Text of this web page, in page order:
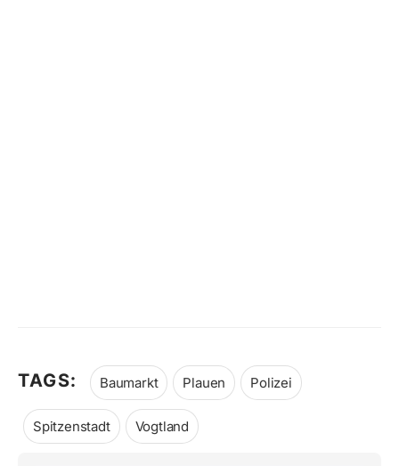
TAGS: Baumarkt Plauen Polizei
Spitzenstadt Vogtland